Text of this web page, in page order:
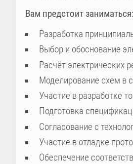
Вам предстоит заниматься:
Разработка
Выбор и обоснование
Расчёт электрических
Моделирование схем в
Участие в разработке
Подготовка
Согласование с
Участие в отладке
Обеспечение